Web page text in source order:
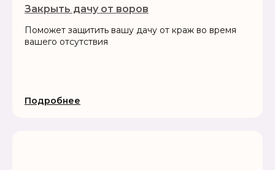
Закрыть дачу от воров
Поможет защитить вашу дачу от краж во время
вашего отсутствия
Подробнее